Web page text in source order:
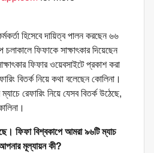
হিসেবে দায়িত্ব পালন করছেন ৬৬
ফিফাকে সাক্ষাৎকার দিয়েছেন
ফিফার ওয়েবসাইটে প্রকাশ করা
বিতর্ক নিয়ে কথা বলেছেন কোলিনা।
রেফারিং নিয়ে যেসব বিতর্ক উঠেছে,
ফিফা বিশ্বকাপে আমরা ৯৬টি ম্যাচ
মূল্যায়ন কী?